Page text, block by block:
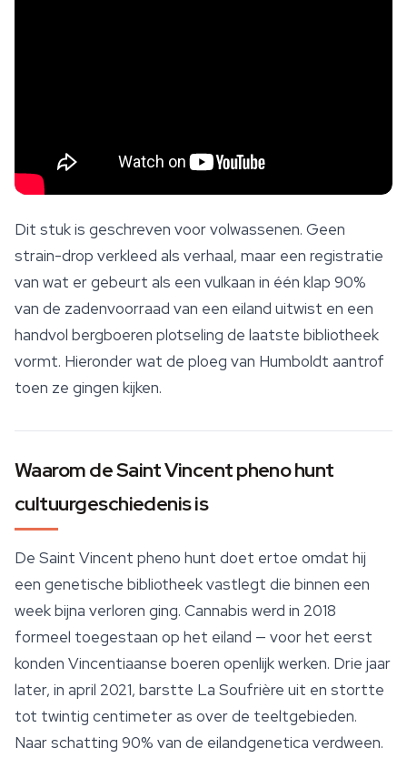
Dit stuk is geschreven voor volwassenen. Geen
strain-drop verkleed als verhaal, maar een registratie
van wat er gebeurt als een vulkaan in één klap 90%
van de zadenvoorraad van een eiland uitwist en een
handvol bergboeren plotseling de laatste bibliotheek
vormt. Hieronder wat de ploeg van Humboldt aantrof
toen ze gingen kijken.
Waarom de Saint Vincent pheno hunt
cultuurgeschiedenis is
De Saint Vincent pheno hunt doet ertoe omdat hij
een genetische bibliotheek vastlegt die binnen een
week bijna verloren ging. Cannabis werd in 2018
formeel toegestaan op het eiland — voor het eerst
konden Vincentiaanse boeren openlijk werken. Drie jaar
later, in april 2021, barstte La Soufrière uit en stortte
tot twintig centimeter as over de teeltgebieden.
Naar schatting 90% van de eilandgenetica verdween.